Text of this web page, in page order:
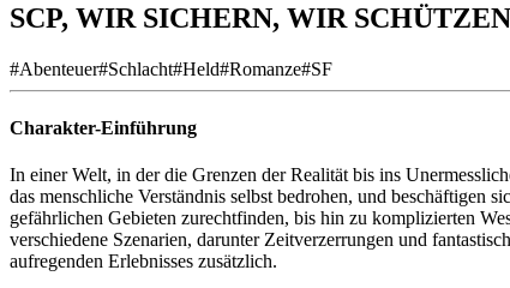
SCP, WIR SICHERN, WIR
#Abenteuer#Schlacht#Held#Romanze#SF
Charakter-Einführung
In einer Welt, in der die Grenzen der Realität bis ins
das menschliche Verständnis selbst bedrohen, und
gefährlichen Gebieten zurechtfinden, bis hin zu komplizierten
verschiedene Szenarien, darunter Zeitverzerrungen und
aufregenden Erlebnisses zusätzlich.